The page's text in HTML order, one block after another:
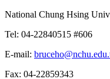
National Chung Hsing
Tel: 04-22840515 #606
E-mail:
Fax: 04-22859343